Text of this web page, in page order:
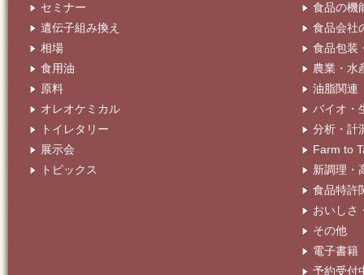
セミナー
遺伝子組み換え
相場
食用油
原料
オレオケミカル
トイレタリー
展示会
トピックス
食品の機
食品会社
食品包装
農業・水
油脂関連
バイオ・
分析・計
Farm to
新調理・
食品特許
おいしさ
その他
電子書籍
予約受付